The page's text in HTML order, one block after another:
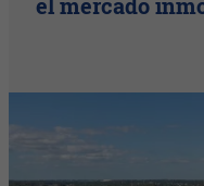
el mercado